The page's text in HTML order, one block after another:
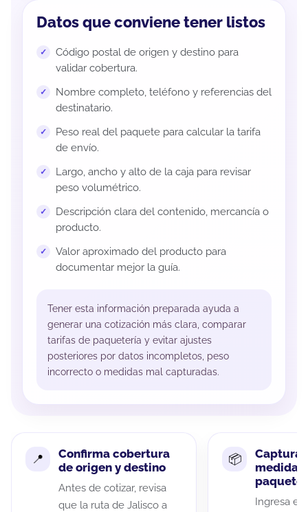
Datos que conviene tener listos
Código postal de origen y destino para
validar cobertura.
Nombre completo, teléfono y referencias del
destinatario.
Peso real del paquete para calcular la tarifa
de envío.
Largo, ancho y alto de la caja para revisar
peso volumétrico.
Descripción clara del contenido, mercancía o
producto.
Valor aproximado del producto para
documentar mejor la guía.
Tener esta información preparada ayuda a
generar una cotización más clara, comparar
tarifas de paquetería y evitar ajustes
posteriores por datos incompletos, peso
incorrecto o medidas mal capturadas.
Confirma cobertura
de origen y destino
Antes de cotizar, revisa
que la ruta de Jalisco a
Captura
medidas
paquete
Ingresa el